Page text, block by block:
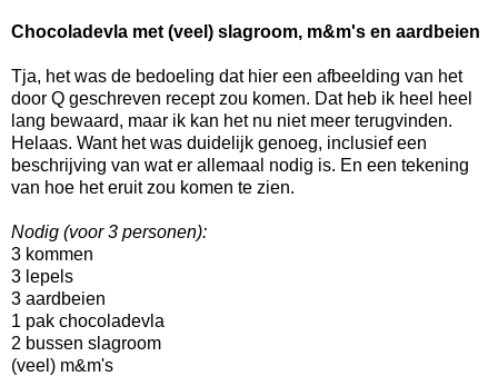
Chocoladevla met (veel) slagroom, m&m's en aardbeien
Tja, het was de bedoeling dat hier een afbeelding van het
door Q geschreven recept zou komen. Dat heb ik heel heel
lang bewaard, maar ik kan het nu niet meer terugvinden.
Helaas. Want het was duidelijk genoeg, inclusief een
beschrijving van wat er allemaal nodig is. En een tekening
van hoe het eruit zou komen te zien.
Nodig (voor 3 personen):
3 kommen
3 lepels
3 aardbeien
1 pak chocoladevla
2 bussen slagroom
(veel) m&m's